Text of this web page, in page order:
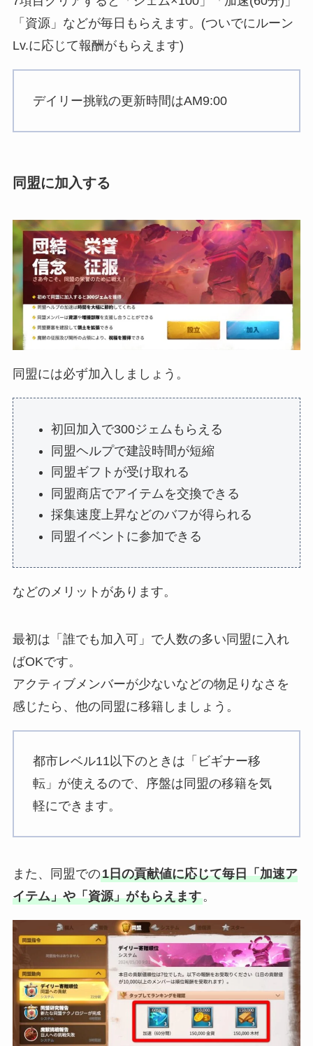
「資源」などが毎日もらえます。(ついでにルーン
Lv.に応じて報酬がもらえます)
デイリー挑戦の更新時間はAM9:00
同盟に加入する
同盟には必ず加入しましょう。
初回加入で300ジェムもらえる
同盟ヘルプで建設時間が短縮
同盟ギフトが受け取れる
同盟商店でアイテムを交換できる
採集速度上昇などのバフが得られる
同盟イベントに参加できる
などのメリットがあります。
最初は「誰でも加入可」で人数の多い同盟に入れ
ばOKです。
アクティブメンバーが少ないなどの物足りなさを
感じたら、他の同盟に移籍しましょう。
都市レベル11以下のときは「ビギナー移
転」が使えるので、序盤は同盟の移籍を気
軽にできます。
また、同盟での1日の貢献値に応じて毎日「加速ア
イテム」や「資源」がもらえます。